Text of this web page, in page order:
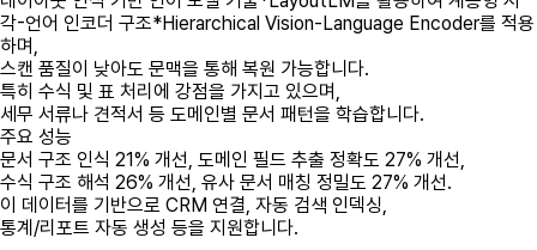
각-언어 인코더 구조*Hierarchical Vision-Language Encoder를 적용
하며,
스캔 품질이 낮아도 문맥을 통해 복원 가능합니다.
특히 수식 및 표 처리에 강점을 가지고 있으며,
세무 서류나 견적서 등 도메인별 문서 패턴을 학습합니다.
주요 성능
문서 구조 인식 21% 개선, 도메인 필드 추출 정확도 27% 개선,
수식 구조 해석 26% 개선, 유사 문서 매칭 정밀도 27% 개선.
이 데이터를 기반으로 CRM 연결, 자동 검색 인덱싱,
통계/리포트 자동 생성 등을 지원합니다.